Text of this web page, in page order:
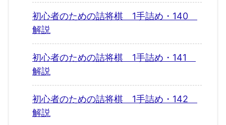
初心者のための詰将棋 1手詰め・140
解説
初心者のための詰将棋 1手詰め・141
解説
初心者のための詰将棋 1手詰め・142
解説